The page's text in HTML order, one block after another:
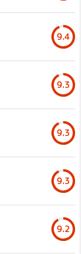
9.4
9.3
9.3
9.3
9.2